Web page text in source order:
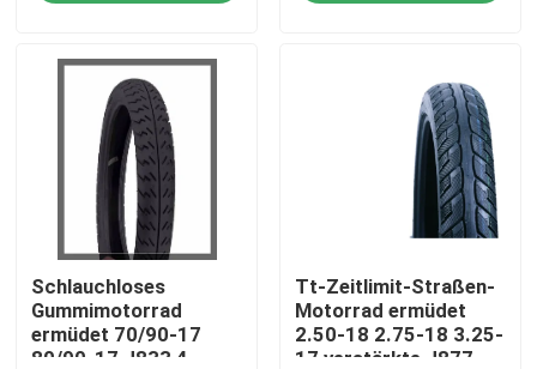
Kontakt
Nachrichten
Alle Fälle
Motorrad-Rohr-Reifen
Straßen-Motorrad-Reifen
Schlauchloses
Gummimotorrad
ermüdet 70/90-17
80/90-17 J833 4
Tt-Zeitlimit-Straßen-
Motorrad ermüdet
2.50-18 2.75-18 3.25-
17 verstärkte J877